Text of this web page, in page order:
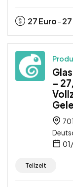
27Euro - 27
–
Teilzeit